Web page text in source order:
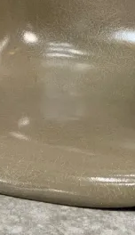
2人掛
3人掛
デイベ